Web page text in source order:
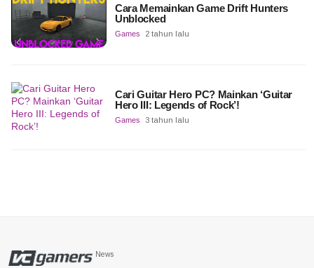
Cara Memainkan Game Drift Hunters
Unblocked
Games 2 tahun lalu
Cari Guitar Hero PC? Mainkan ‘Guitar
Hero III: Legends of Rock’!
Games 3 tahun lalu
News